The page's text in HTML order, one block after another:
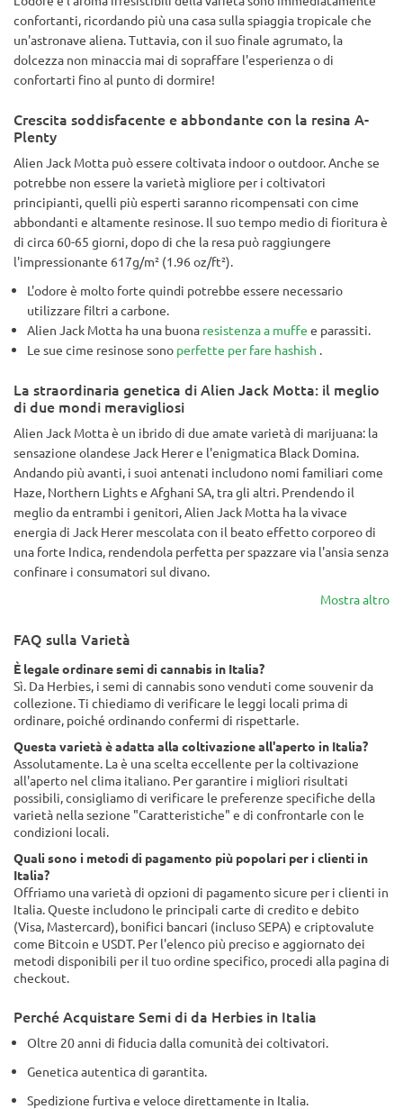
confortanti, ricordando più una casa sulla spiaggia tropicale che
un'astronave aliena. Tuttavia, con il suo finale agrumato, la
dolcezza non minaccia mai di sopraffare l'esperienza o di
confortarti fino al punto di dormire!
Crescita soddisfacente e abbondante con la resina A-
Plenty
Alien Jack Motta può essere coltivata indoor o outdoor. Anche se
potrebbe non essere la varietà migliore per i coltivatori
principianti, quelli più esperti saranno ricompensati con cime
abbondanti e altamente resinose. Il suo tempo medio di fioritura è
di circa 60-65 giorni, dopo di che la resa può raggiungere
l'impressionante 617g/m² (1.96 oz/ft²).
L'odore è molto forte quindi potrebbe essere necessario
utilizzare filtri a carbone.
Alien Jack Motta ha una buona resistenza a muffe e parassiti.
Le sue cime resinose sono perfette per fare hashish .
La straordinaria genetica di Alien Jack Motta: il meglio
di due mondi meravigliosi
Alien Jack Motta è un ibrido di due amate varietà di marijuana: la
sensazione olandese Jack Herer e l'enigmatica Black Domina.
Andando più avanti, i suoi antenati includono nomi familiari come
Haze, Northern Lights e Afghani SA, tra gli altri. Prendendo il
meglio da entrambi i genitori, Alien Jack Motta ha la vivace
energia di Jack Herer mescolata con il beato effetto corporeo di
una forte Indica, rendendola perfetta per spazzare via l'ansia senza
confinare i consumatori sul divano.
Mostra altro
FAQ sulla Varietà
È legale ordinare semi di cannabis in Italia?
Sì. Da Herbies, i semi di cannabis sono venduti come souvenir da
collezione. Ti chiediamo di verificare le leggi locali prima di
ordinare, poiché ordinando confermi di rispettarle.
Questa varietà è adatta alla coltivazione all'aperto in Italia?
Assolutamente. La è una scelta eccellente per la coltivazione
all'aperto nel clima italiano. Per garantire i migliori risultati
possibili, consigliamo di verificare le preferenze specifiche della
varietà nella sezione "Caratteristiche" e di confrontarle con le
condizioni locali.
Quali sono i metodi di pagamento più popolari per i clienti in
Italia?
Offriamo una varietà di opzioni di pagamento sicure per i clienti in
Italia. Queste includono le principali carte di credito e debito
(Visa, Mastercard), bonifici bancari (incluso SEPA) e criptovalute
come Bitcoin e USDT. Per l'elenco più preciso e aggiornato dei
metodi disponibili per il tuo ordine specifico, procedi alla pagina di
checkout.
Perché Acquistare Semi di da Herbies in Italia
Oltre 20 anni di fiducia dalla comunità dei coltivatori.
Genetica autentica di garantita.
Spedizione furtiva e veloce direttamente in Italia.